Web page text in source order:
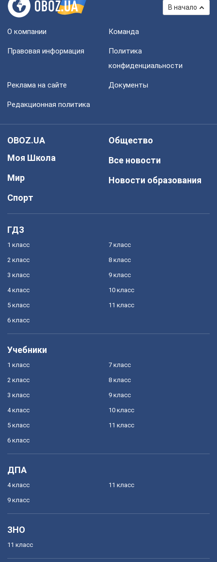
В начало
О компании Команда
Правовая информация
Политика
конфиденциальности
Реклама на сайте Документы
Редакционная политика
OBOZ.UA
Моя Школа
Мир
Спорт
Общество
Все новости
Новости образования
ГДЗ
1 класс
2 класс
3 класс
4 класс
5 класс
6 класс
7 класс
8 класс
9 класс
10 класс
11 класс
Учебники
1 класс
2 класс
3 класс
4 класс
5 класс
6 класс
7 класс
8 класс
9 класс
10 класс
11 класс
ДПА
4 класс
9 класс
11 класс
ЗНО
11 класс